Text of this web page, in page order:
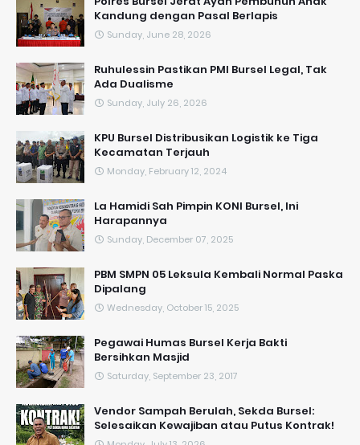
Kandung dengan Pasal Berlapis
Sunday, June 28, 2026
​Ruhulessin Pastikan PMI Bursel Legal, Tak
Ada Dualisme
Sunday, July 26, 2026
KPU Bursel Distribusikan Logistik ke Tiga
Kecamatan Terjauh
Monday, February 12, 2024
La Hamidi Sah Pimpin KONI Bursel, Ini
Harapannya
Sunday, December 07, 2025
PBM SMPN 05 Leksula Kembali Normal Paska
Dipalang
Wednesday, October 15, 2025
Pegawai Humas Bursel Kerja Bakti
Bersihkan Masjid
Saturday, September 23, 2017
Vendor Sampah Berulah, Sekda Bursel:
Selesaikan Kewajiban atau Putus Kontrak!